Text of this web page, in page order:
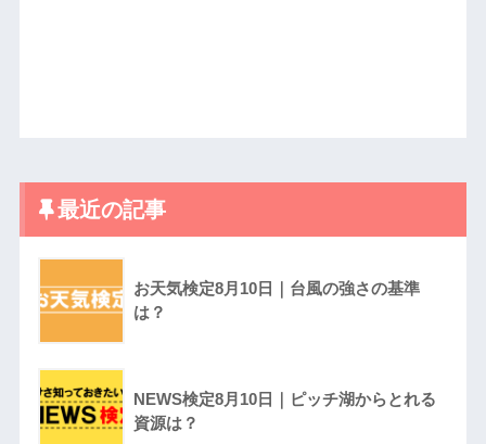
最近の記事
お天気検定8月10日｜台風の強さの基準
は？
NEWS検定8月10日｜ピッチ湖からとれる
資源は？